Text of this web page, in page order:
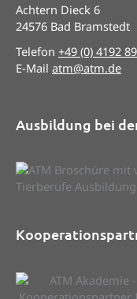
Achtern Dieck 6
24576 Bad Bramstedt
Telefon +49 (0) 4192
E-Mail atm@atm.de
Ausbildung bei